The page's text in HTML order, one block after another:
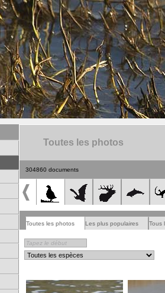
Toutes les photos
304860 documents
Toutes les photos Les plus populaires Tous